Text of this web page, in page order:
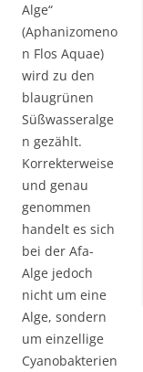
Alge“
(Aphanizomeno
n Flos Aquae)
wird zu den
blaugrünen
Süßwasseralge
n gezählt.
Korrekterweise
und genau
genommen
handelt es sich
bei der Afa-
Alge jedoch
nicht um eine
Alge, sondern
um einzellige
Cyanobakterien